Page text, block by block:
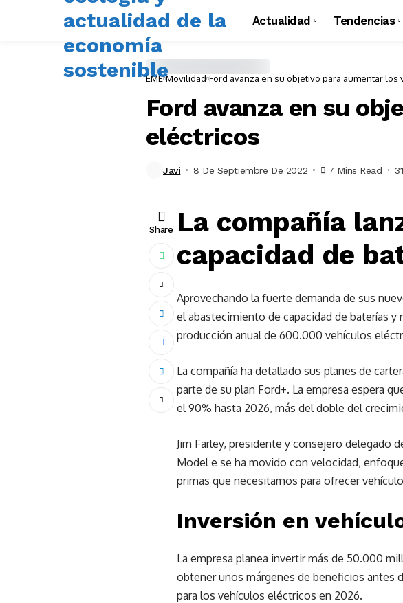
Actualidad Tendencias
EME Movilidad Ford avanza en su objetivo para aumentar los
Ford avanza en su
eléctricos
Javi 8 De Septiembre De 2022 7 Mins Read
Share La compañía
capacidad de
Aprovechando la fuerte demanda de sus
el abastecimiento de capacidad de baterías
producción anual de 600.000 vehículos
La compañía ha detallado sus planes de
parte de su plan Ford+. La empresa espera
el 90% hasta 2026, más del doble del
Jim Farley, presidente y consejero delegado
Model e se ha movido con velocidad,
primas que necesitamos para ofrecer
Inversión en
La empresa planea invertir más de 50.000
obtener unos márgenes de beneficios antes
para los vehículos eléctricos en 2026.